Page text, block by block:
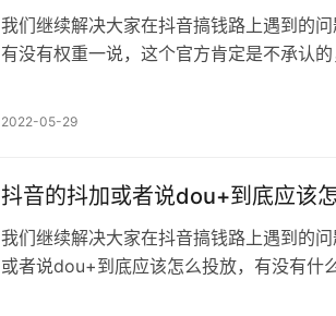
我们继续解决大家在抖音搞钱路上遇到的
有没有权重一说，这个官方肯定是不承认
2022-05-29
抖音的抖加或者说dou+到底应该
我们继续解决大家在抖音搞钱路上遇到的
或者说dou+到底应该怎么投放，有没有什